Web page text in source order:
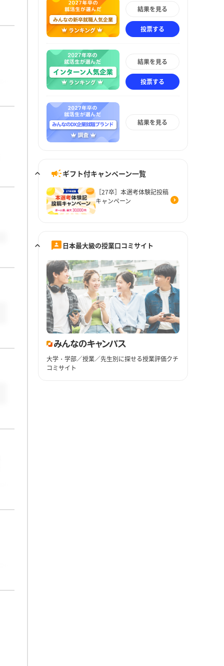
結果を見る
投票する
結果を見る
投票する
結果を見る
ギフト付キャンペーン一覧
［27卒］本選考体験記投稿
キャンペーン
日本最大級の授業口コミサイト
大学・学部／授業／先生別に探せる授業評価クチ
コミサイト